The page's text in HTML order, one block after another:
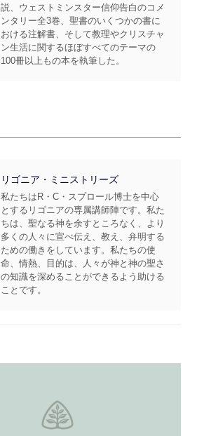
説、ウェストミンスター信仰告白のコメ
ンタリー全3巻、聖書のいくつかの書に
おける注解書、そして教理やクリスチャ
ン生活に関するほぼすべてのテーマの
100冊以上もの本を執筆した。
リゴニア・ミニストリーズ
私たちはR・C・スプロール博士を中心
とするリゴニアの専属講師陣です。私た
ちは、聖なる神を余すところなく、より
多くの人々に宣べ伝え、教え、弁明する
ための働きをしています。私たちの使
命、情熱、目的は、人々が神と神の聖さ
の知識を深めることができるよう助ける
ことです。